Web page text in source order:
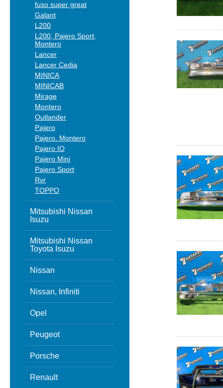
fuso super great
Galant
L200
L200, Pajero Sport,
Montero
Lancer
Lancer Cedia
MINICA
MINICAB
Mirage
Montero
Outlander
Pajero
Pajero. Montero
Pajero IO
Pajero Mini
Pajero Sport
Rvr
TOPPO
Mitsubishi Nissan
Isuzu
Mitsubishi Nissan
Toyota Isuzu
Nissan
Nissan, Infiniti
Opel
Peugeot
Porsche
Renault